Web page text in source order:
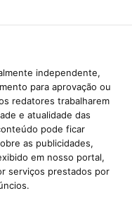
independente,
para aprovação ou
redatores trabalharem
e atualidade das
pode ficar
as publicidades,
em nosso portal,
serviços prestados por